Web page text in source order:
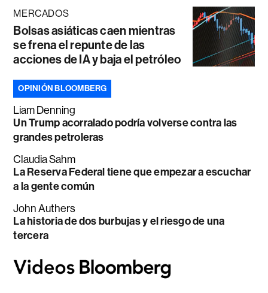
MERCADOS
Bolsas asiáticas caen mientras
se frena el repunte de las
acciones de IA y baja el petróleo
OPINIÓN BLOOMBERG
Liam Denning
Un Trump acorralado podría volverse contra las
grandes petroleras
Claudia Sahm
La Reserva Federal tiene que empezar a escuchar
a la gente común
John Authers
La historia de dos burbujas y el riesgo de una
tercera